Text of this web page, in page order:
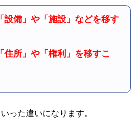
設備」や「施設」などを移す
住所」や「権利」を移すこ
った違いになります。